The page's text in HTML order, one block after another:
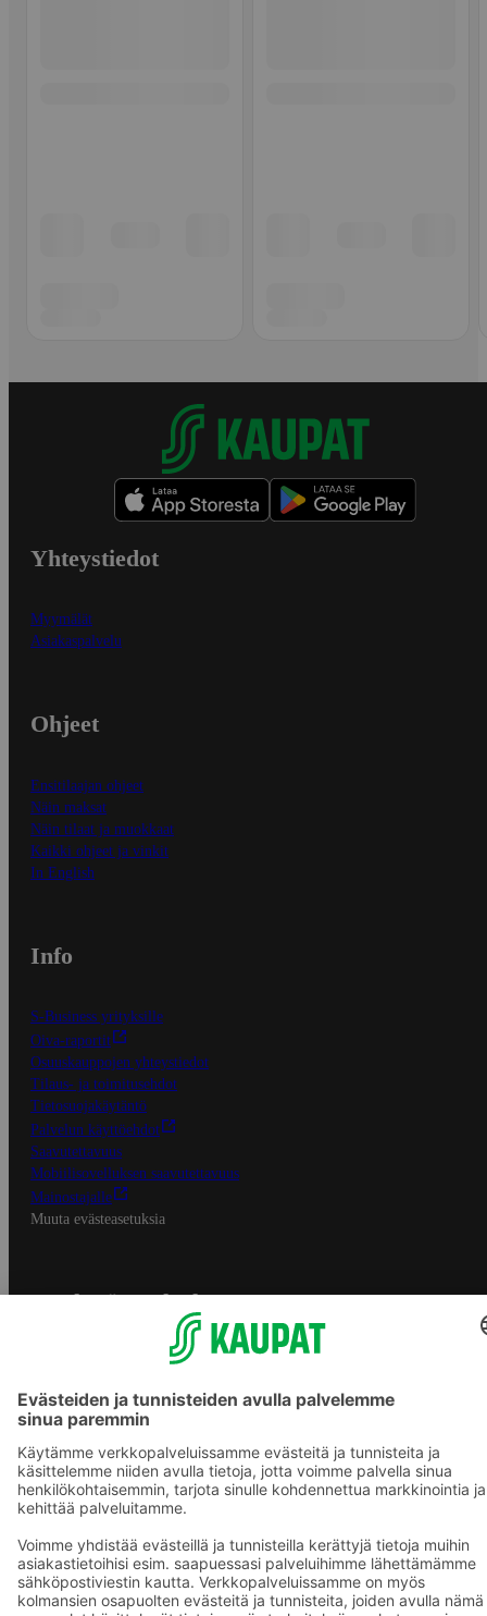
Yhteystiedot
Myymälät
Asiakaspalvelu
Ohjeet
Ensitilaajan ohjeet
Näin maksat
Näin tilaat ja muokkaat
Kaikki ohjeet ja vinkit
In English
Info
S-Business yrityksille
Oiva-raportit
Osuuskauppojen yhteystiedot
Tilaus- ja toimitusehdot
Tietosuojakäytäntö
Palvelun käyttöehdot
Saavutettavuus
Mobiilisovelluksen saavutettavuus
Mainostajalle
Muuta evästeasetuksia
S-ryhmän palvelut
Asiakasomistajuus
Yhteishyvä Ruoka -sovellus
Prisma.fi
Sokos.fi
S-Pankki
Sokos Hotels
Raflaamo